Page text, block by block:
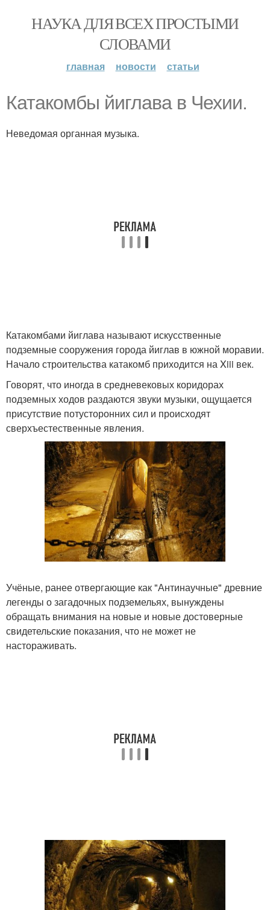
НАУКА ДЛЯ ВСЕХ ПРОСТЫМИ
СЛОВАМИ
главная новости статьи
Катакомбы йиглава в Чехии.
Неведомая органная музыка.
Катакомбами йиглава называют искусственные
подземные сооружения города йиглав в южной моравии.
Начало строительства катакомб приходится на Xiii век.
Говорят, что иногда в средневековых коридорах
подземных ходов раздаются звуки музыки, ощущается
присутствие потусторонних сил и происходят
сверхъестественные явления.
Учёные, ранее отвергающие как "Антинаучные" древние
легенды о загадочных подземельях, вынуждены
обращать внимания на новые и новые достоверные
свидетельские показания, что не может не
настораживать.